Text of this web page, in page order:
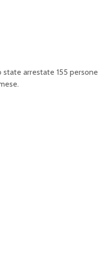
state arrestate 155 persone